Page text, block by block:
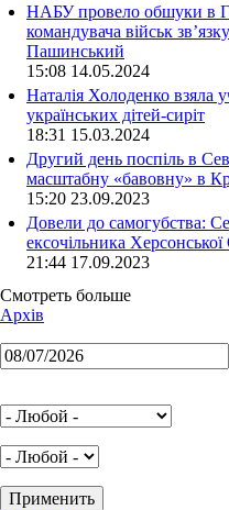
НАБУ провело обшуки в
командувача військ
Пашинський
15:08 14.05.2024
Наталія Холоденко взяла
українських дітей-сиріт
18:31 15.03.2024
Другий день поспіль в
масштабну «бавовну» в
15:20 23.09.2023
Довели до самогубства:
ексочільника
21:44 17.09.2023
Смотреть больше
Архів